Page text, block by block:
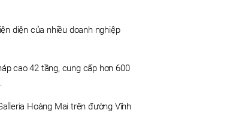
diện của nhiều doanh nghiệp
cao 42 tầng, cung cấp hơn 600
Hoàng Mai trên đường Vĩnh